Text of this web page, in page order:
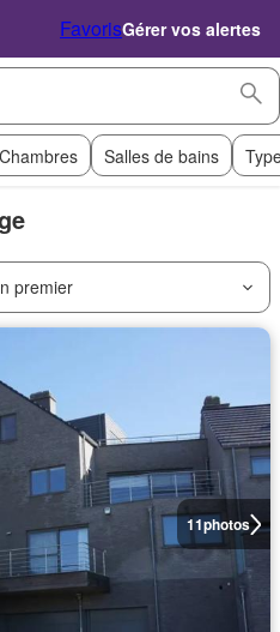
FavorisGérer vos alertes
Chambres Salles de bains
premier
11photos